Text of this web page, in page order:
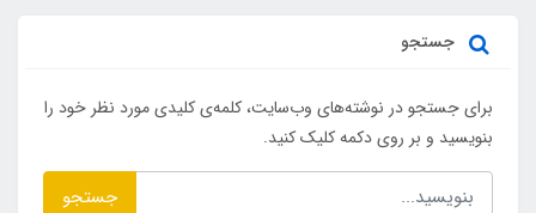
جستجو
برای جستجو در نوشته‌های وب‌سایت، کلمه‌ی کلیدی مورد نظر خود را
بنویسید و بر روی دکمه کلیک کنید.
جستجو